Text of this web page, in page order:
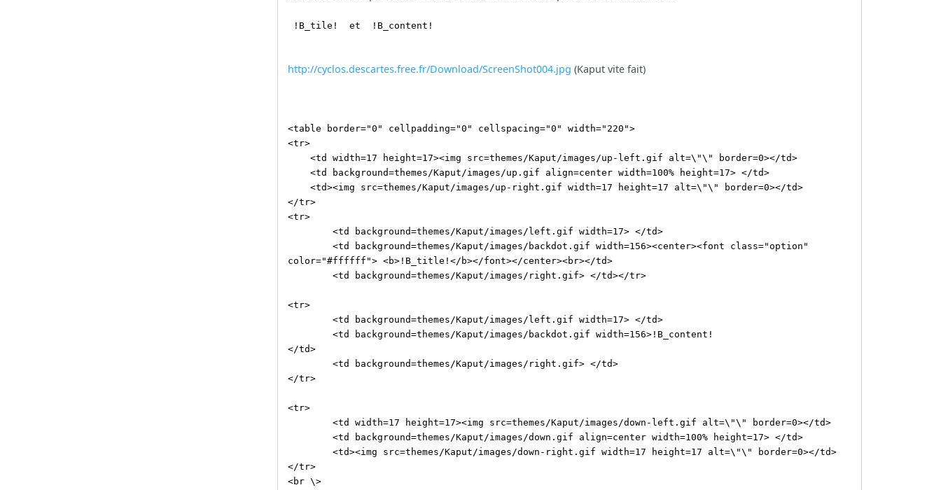
!B_tile! et !B_content!
http://cyclos.descartes.free.fr/Download/ScreenShot004.jpg (Kaput vite fait)
<table border="0" cellpadding="0" cellspacing="0" width="220">
<tr>
<td width=17 height=17><img src=themes/Kaput/images/up-left.gif alt=\"\" border=0></td>
<td background=themes/Kaput/images/up.gif align=center width=100% height=17> </td>
<td><img src=themes/Kaput/images/up-right.gif width=17 height=17 alt=\"\" border=0></td>
</tr>
<tr>
<td background=themes/Kaput/images/left.gif width=17> </td>
<td background=themes/Kaput/images/backdot.gif width=156><center><font class="option"
color="#ffffff"> <b>!B_title!</b></font></center><br></td>
<td background=themes/Kaput/images/right.gif> </td></tr>
<tr>
<td background=themes/Kaput/images/left.gif width=17> </td>
<td background=themes/Kaput/images/backdot.gif width=156>!B_content!
</td>
<td background=themes/Kaput/images/right.gif> </td>
</tr>
<tr>
<td width=17 height=17><img src=themes/Kaput/images/down-left.gif alt=\"\" border=0></td>
<td background=themes/Kaput/images/down.gif align=center width=100% height=17> </td>
<td><img src=themes/Kaput/images/down-right.gif width=17 height=17 alt=\"\" border=0></td>
</tr>
<br \>